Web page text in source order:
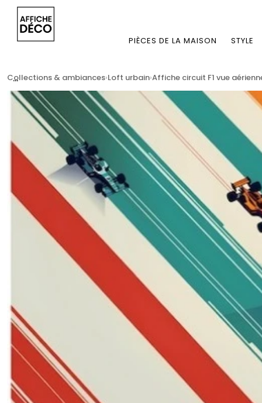
PIÈCES DE LA MAISON STYLE
...
Collections & ambiances Loft urbain Affiche circuit F1 vue